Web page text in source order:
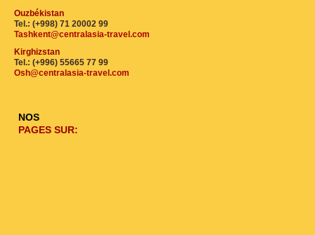
Ouzbékistan
Tel.: (+998) 71 20002 99
Tashkent@centralasia-travel.com
Kirghizstan
Tel.: (+996) 55665 77 99
Osh@centralasia-travel.com
NOS
PAGES SUR: